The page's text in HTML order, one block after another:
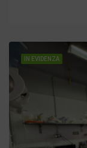
IN EVIDENZA